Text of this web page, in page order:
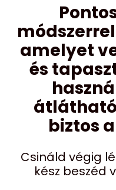
amelyet
és
biztos
Csináld végig
kész beszéd